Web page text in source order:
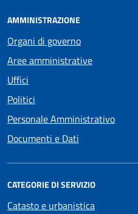
AMMINISTRAZIONE
Organi di governo
Aree amministrative
Uffici
Politici
Personale Amministrativo
Documenti e Dati
CATEGORIE DI SERVIZIO
Catasto e urbanistica